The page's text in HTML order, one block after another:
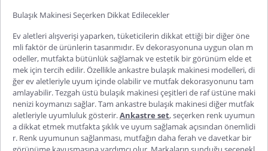
Bulaşık Makinesi Seçerken Dikkat Edilecekler
Ev aletleri alışverişi yaparken, tüketicilerin dikkat ettiği bir diğer öne
mli faktör de ürünlerin tasarımıdır. Ev dekorasyonuna uygun olan m
odeller, mutfakta bütünlük sağlamak ve estetik bir görünüm elde et
mek için tercih edilir. Özellikleankastre bulaşık makinesi modelleri, di
ğer ev aletleriyle uyum içinde olabilir ve mutfak dekorasyonunu tam
amlayabilir.Tezgah üstü bulaşık makinesiçeşitleri de raf üstüne maki
nenizi koymanızı sağlar.Tam ankastre bulaşık makinesidiğer mutfak
aletleriyle uyumluluk gösterir.Ankastre set, seçerken renk uyumun
a dikkat etmek mutfakta şıklık ve uyum sağlamak açısından önemlidi
r. Renk uyumunun sağlanması, mutfağın daha ferah ve davetkar bir